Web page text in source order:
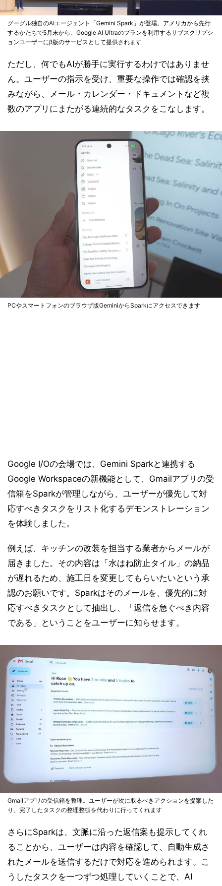
グーグル独自のAIエージェント「Gemini Spark」が登場。アメリカから先行
するかたちで5月末から、Google AI Ultraのプランを利用するサブスクリプシ
ョンユーザーにβ版のサービスとして提供されます
ただし、何でもAIが勝手に実行するわけではありませ
ん。ユーザーの指示を受け、重要な操作では確認を挟
みながら、メール・カレンダー・ドキュメントなど複
数のアプリにまたがる連続的なタスクをこなします。
PCやスマートフォンのブラウザ版GeminiからSparkにアクセスできます
Google I/Oの会場では、Gemini Sparkと連携する
Google Workspaceの新機能として、Gmailアプリの受
信箱をSparkが管理しながら、ユーザーが優先して対
応すべきタスクをリスト化するデモンストレーション
を体験しました。
例えば、キッチンの改装を担当する業者からメールが
届きました。その内容は「水はね防止タイル」の納品
が遅れるため、施工日を変更してもらいたいという承
認のお願いです。Sparkはそのメールを、優先的に対
応すべきタスクとして抽出し、「返信を急ぐべき内容
である」ということをユーザーに知らせます。
Gmailアプリの受信箱を整理。ユーザーが次に取るべきアクションを提案した
り、完了したタスクの整理整頓を代わりに行ってくれます
さらにSparkは、文脈に沿った返信案も提示してくれ
ることから、ユーザーは内容を確認して、自動生成さ
れたメールを送信するだけで対応を進められます。こ
うしたタスクを一つずつ処理していくことで、AI